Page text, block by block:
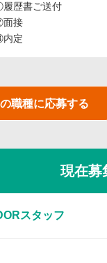
歴書ご送付
接
定
職種に応募する
現在募
スタッフ